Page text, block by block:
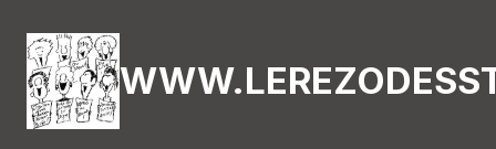
contenu